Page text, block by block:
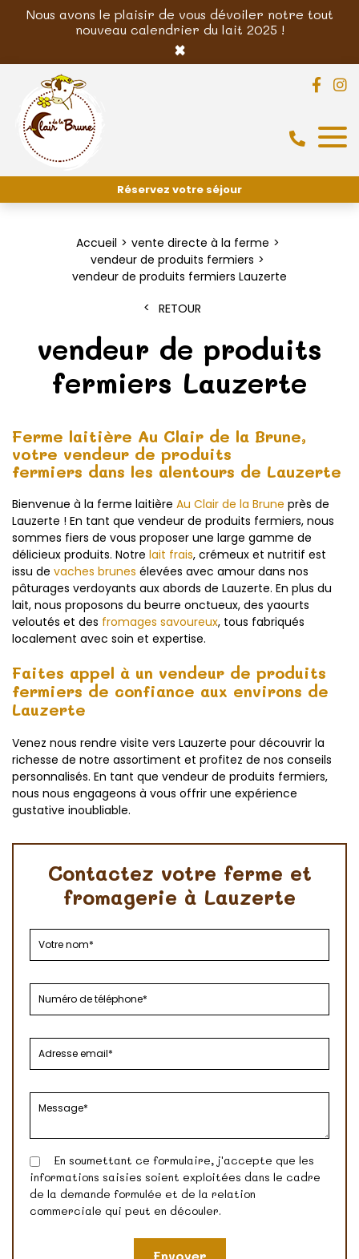
Nous avons le plaisir de vous dévoiler notre tout
nouveau calendrier du lait 2025 !
×
Réservez votre séjour
Accueil
vente directe à la ferme
vendeur de produits fermiers
vendeur de produits fermiers Lauzerte
RETOUR
vendeur de produits
fermiers Lauzerte
Ferme laitière Au Clair de la Brune,
votre vendeur de produits
fermiers dans les alentours de Lauzerte
Bienvenue à la ferme laitière Au Clair de la Brune près de
Lauzerte ! En tant que vendeur de produits fermiers, nous
sommes fiers de vous proposer une large gamme de
délicieux produits. Notre lait frais, crémeux et nutritif est
issu de vaches brunes élevées avec amour dans nos
pâturages verdoyants aux abords de Lauzerte. En plus du
lait, nous proposons du beurre onctueux, des yaourts
veloutés et des fromages savoureux, tous fabriqués
localement avec soin et expertise.
Faites appel à un vendeur de produits
fermiers de confiance aux environs de
Lauzerte
Venez nous rendre visite vers Lauzerte pour découvrir la
richesse de notre assortiment et profitez de nos conseils
personnalisés. En tant que vendeur de produits fermiers,
nous nous engageons à vous offrir une expérience
gustative inoubliable.
Contactez votre ferme et
fromagerie à Lauzerte
En soumettant ce formulaire, j'accepte que les
informations saisies soient exploitées dans le cadre
de la demande formulée et de la relation
commerciale qui peut en découler.